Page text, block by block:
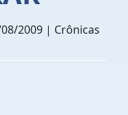
2009 | Crônicas